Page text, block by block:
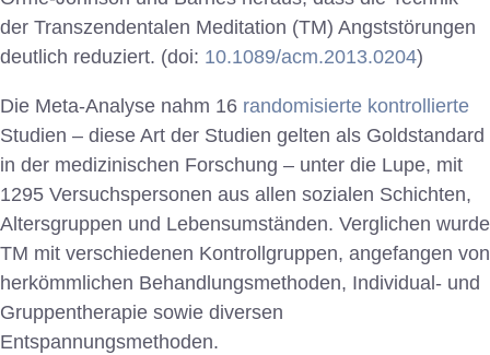
der Transzendentalen Meditation (TM) Angststörungen
deutlich reduziert. (doi: 10.1089/acm.2013.0204)
Die Meta-Analyse nahm 16 randomisierte kontrollierte
Studien – diese Art der Studien gelten als Goldstandard
in der medizinischen Forschung – unter die Lupe, mit
1295 Versuchspersonen aus allen sozialen Schichten,
Altersgruppen und Lebensumständen. Verglichen wurde
TM mit verschiedenen Kontrollgruppen, angefangen von
herkömmlichen Behandlungsmethoden, Individual- und
Gruppentherapie sowie diversen
Entspannungsmethoden.